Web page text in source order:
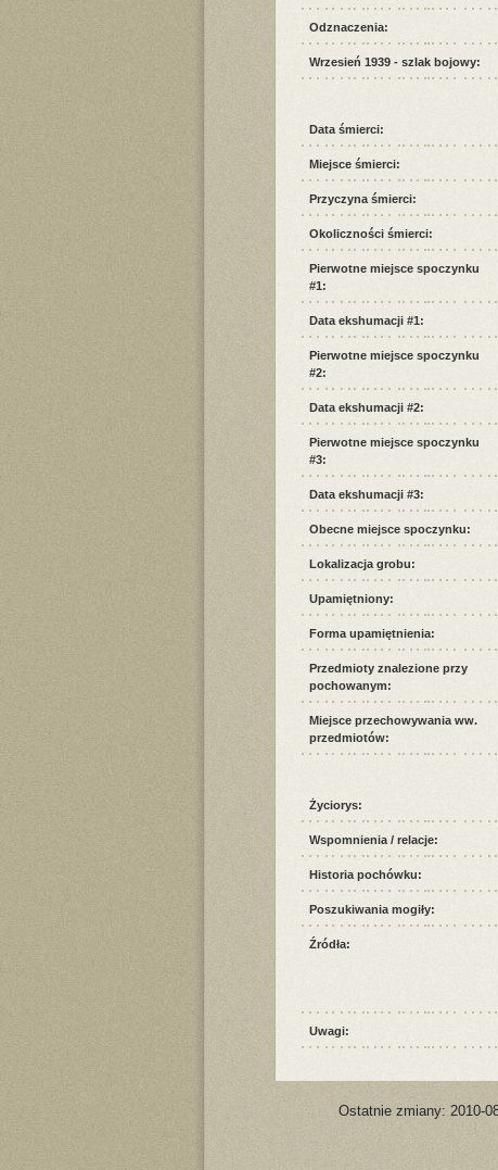
Odznaczenia:
Wrzesień 1939 - szlak bojowy:
Data śmierci:
Miejsce śmierci:
Przyczyna śmierci:
Okoliczności śmierci:
Pierwotne miejsce spoczynku
#1:
Data ekshumacji #1:
Pierwotne miejsce spoczynku
#2:
Data ekshumacji #2:
Pierwotne miejsce spoczynku
#3:
Data ekshumacji #3:
Obecne miejsce spoczynku:
Lokalizacja grobu:
Upamiętniony:
Forma upamiętnienia:
Przedmioty znalezione przy
pochowanym:
Miejsce przechowywania ww.
przedmiotów:
Życiorys:
Wspomnienia / relacje:
Historia pochówku:
Poszukiwania mogiły:
Źródła:
Uwagi:
Ostatnie zmiany: 2010-